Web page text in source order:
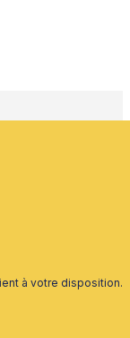
à votre disposition.